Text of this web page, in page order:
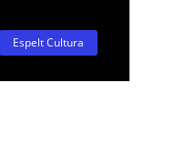
Espelt Cultura